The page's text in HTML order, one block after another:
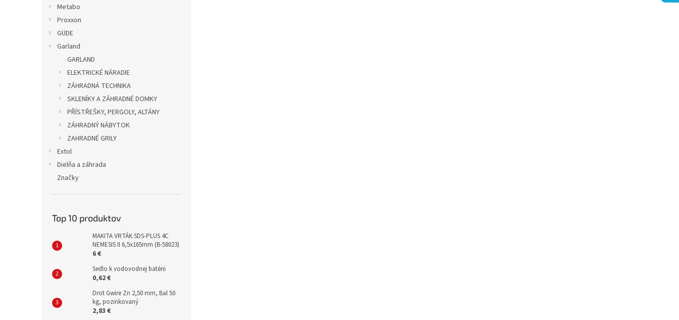
Metabo
Proxxon
GÜDE
Garland
GARLAND
ELEKTRICKÉ NÁRADIE
ZÁHRADNÁ TECHNIKA
SKLENÍKY A ZÁHRADNÉ DOMKY
PŘÍSTŘEŠKY, PERGOLY, ALTÁNY
ZÁHRADNÝ NÁBYTOK
ZAHRADNÉ GRILY
Extol
Dielňa a záhrada
Značky
Top 10 produktov
MAKITA VRTÁK SDS-PLUS 4C
NEMESIS II 6,5x165mm (B-58023)
6 €
Sedlo k vodovodnej batérii
0,62 €
Drot Gwire Zn 2,50 mm, Bal 50
kg, pozinkovaný
2,83 €